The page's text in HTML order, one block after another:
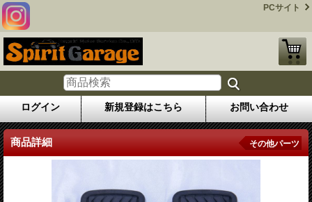
PCサイト
ログイン 新規登録はこちら お問い合わせ
商品詳細 その他パーツ